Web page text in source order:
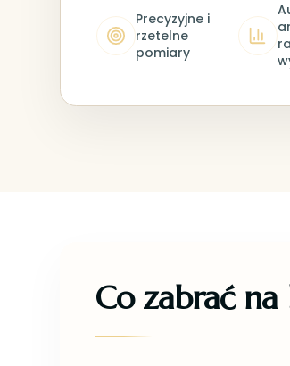
Precyzyjne i
rzetelne
pomiary
Co zabrać na